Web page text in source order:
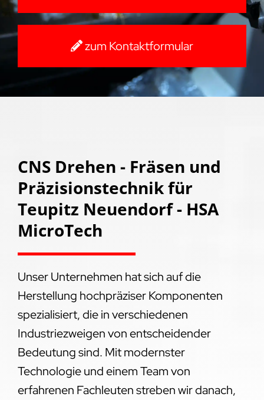
zum Kontaktformular
CNS Drehen - Fräsen und
Präzisionstechnik für
Teupitz Neuendorf - HSA
MicroTech
Unser Unternehmen hat sich auf die
Herstellung hochpräziser Komponenten
spezialisiert, die in verschiedenen
Industriezweigen von entscheidender
Bedeutung sind. Mit modernster
Technologie und einem Team von
erfahrenen Fachleuten streben wir danach,